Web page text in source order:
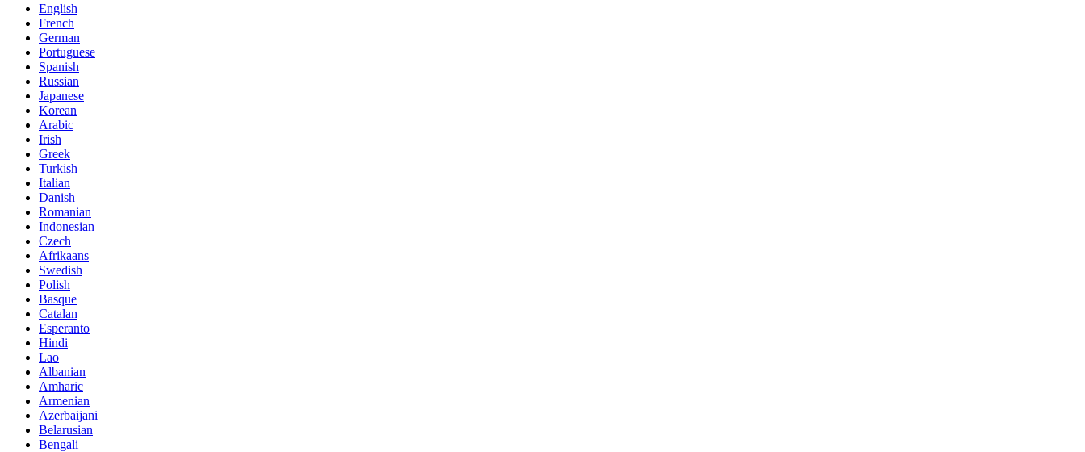
English
French
German
Portuguese
Spanish
Russian
Japanese
Korean
Arabic
Irish
Greek
Turkish
Italian
Danish
Romanian
Indonesian
Czech
Afrikaans
Swedish
Polish
Basque
Catalan
Esperanto
Hindi
Lao
Albanian
Amharic
Armenian
Azerbaijani
Belarusian
Bengali